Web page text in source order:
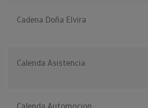
Cadena Doña Elvira
Calenda Asistencia